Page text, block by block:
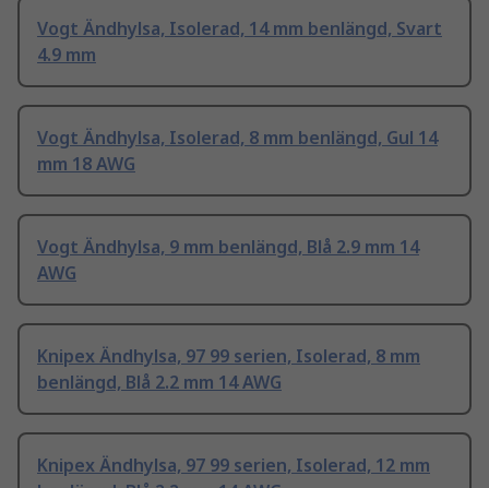
Vogt Ändhylsa, Isolerad, 14 mm benlängd, Svart
4.9 mm
Vogt Ändhylsa, Isolerad, 8 mm benlängd, Gul 14
mm 18 AWG
Vogt Ändhylsa, 9 mm benlängd, Blå 2.9 mm 14
AWG
Knipex Ändhylsa, 97 99 serien, Isolerad, 8 mm
benlängd, Blå 2.2 mm 14 AWG
Knipex Ändhylsa, 97 99 serien, Isolerad, 12 mm